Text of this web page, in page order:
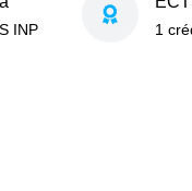
INP 1